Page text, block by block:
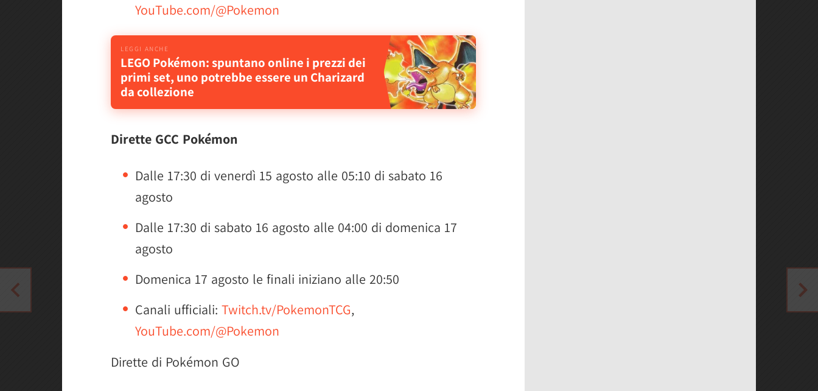
YouTube.com/@Pokemon
LEGO Pokémon: spuntano online i prezzi dei
primi set, uno potrebbe essere un Charizard
da collezione
Dirette GCC Pokémon
Dalle 17:30 di venerdì 15 agosto alle 05:10 di sabato 16
agosto
Dalle 17:30 di sabato 16 agosto alle 04:00 di domenica 17
agosto
Domenica 17 agosto le finali iniziano alle 20:50
Canali ufficiali: Twitch.tv/PokemonTCG,
YouTube.com/@Pokemon
Dirette di Pokémon GO